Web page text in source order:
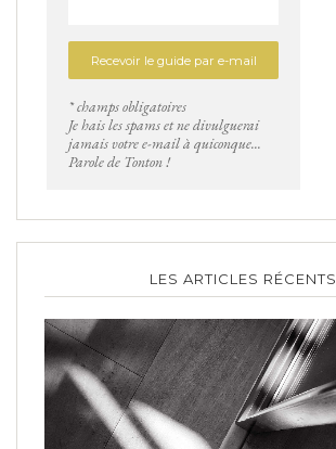
* champs obligatoires
Je hais les spams et ne divulguerai
jamais votre e-mail à quiconque...
Parole de Tonton !
LES ARTICLES RÉCENTS